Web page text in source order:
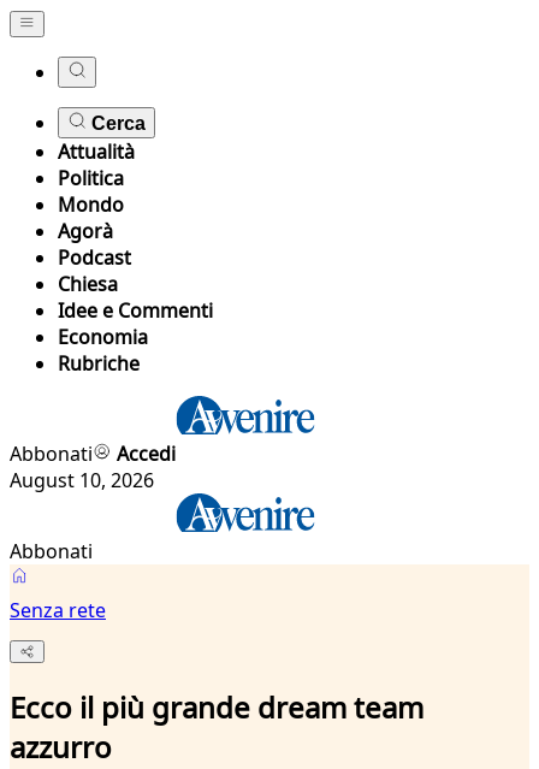
Cerca
Attualità
Politica
Mondo
Agorà
Podcast
Chiesa
Idee e Commenti
Economia
Rubriche
Abbonati
Accedi
August 10, 2026
Abbonati
Senza rete
Ecco il più grande dream team
azzurro